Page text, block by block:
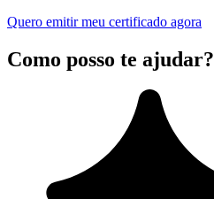
Quero emitir meu certificado agora
Como posso te ajudar?